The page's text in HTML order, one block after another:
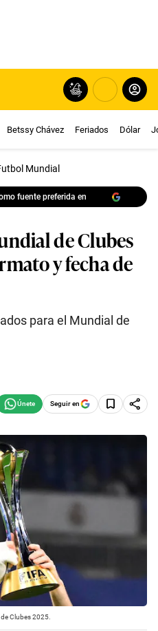
Betssy Chávez Feriados Dólar
Mundial
fuente preferida en
de Clubes
y fecha de
para el Mundial de
Seguir en
Clubes 2025.